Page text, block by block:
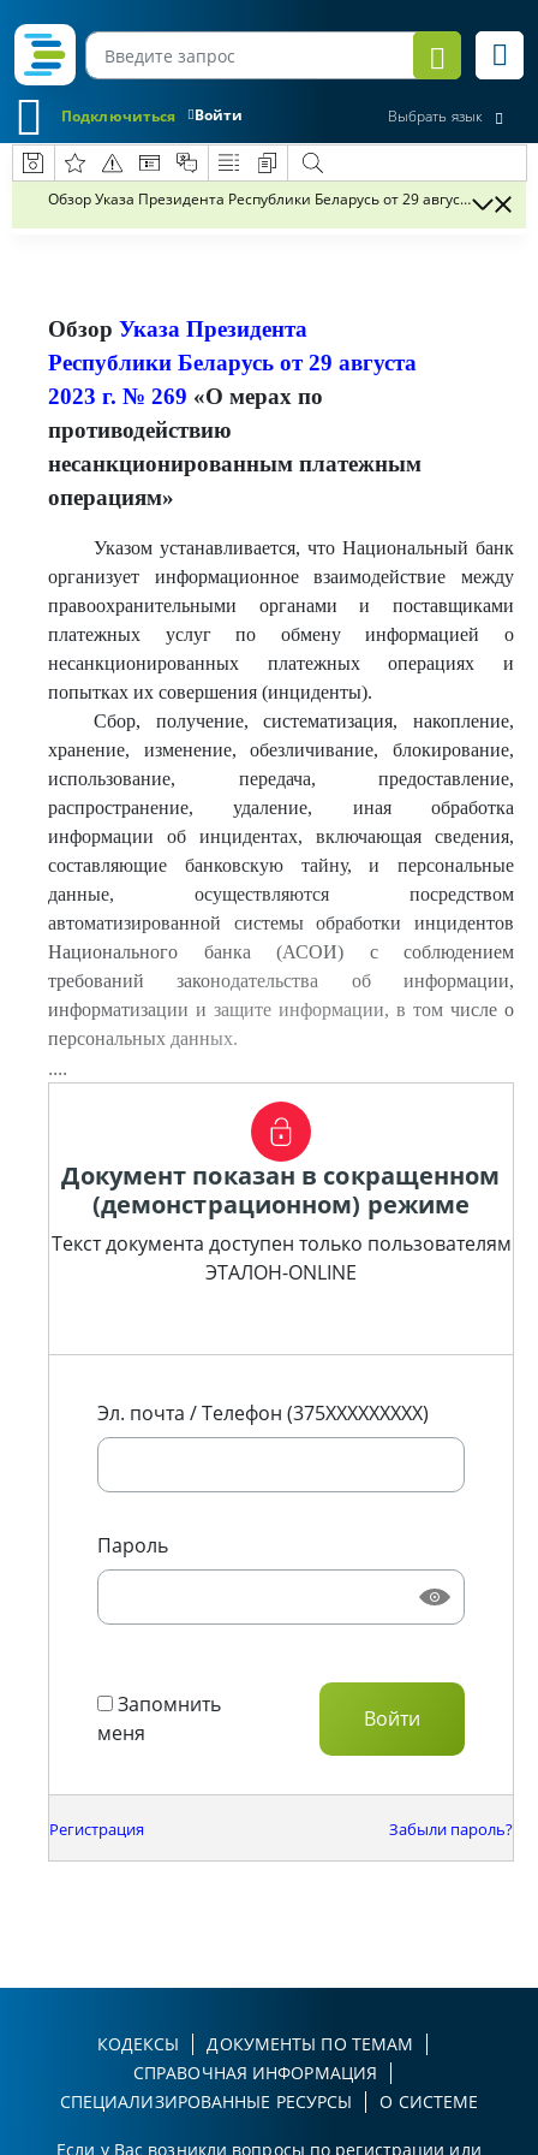
Войти
Подключиться Выбрать язык
Обзор Указа Президента Республики Беларусь от 29 августа
Обзор Указа Президента
Республики Беларусь от 29 августа
2023 г. № 269 «О мерах по
противодействию
несанкционированным платежным
операциям»
Указом устанавливается, что Национальный банк
организует информационное взаимодействие между
правоохранительными органами и поставщиками
платежных услуг по обмену информацией о
несанкционированных платежных операциях и
попытках их совершения (инциденты).
Сбор, получение, систематизация, накопление,
хранение, изменение, обезличивание, блокирование,
использование, передача, предоставление,
распространение, удаление, иная обработка
информации об инцидентах, включающая сведения,
составляющие банковскую тайну, и персональные
данные, осуществляются посредством
автоматизированной системы обработки инцидентов
Национального банка (АСОИ) с соблюдением
требований законодательства об информации,
информатизации и защите информации, в том числе о
персональных данных.
....
Документ показан в сокращенном
(демонстрационном) режиме
Текст документа доступен только пользователям
ЭТАЛОН-ONLINE
Эл. почта / Телефон (375XXXXXXXXX)
Пароль
Запомнить
меня
Регистрация Забыли пароль?
КОДЕКСЫ
ДОКУМЕНТЫ ПО ТЕМАМ
СПРАВОЧНАЯ ИНФОРМАЦИЯ
СПЕЦИАЛИЗИРОВАННЫЕ РЕСУРСЫ
О СИСТЕМЕ
Если у Вас возникли вопросы по регистрации или